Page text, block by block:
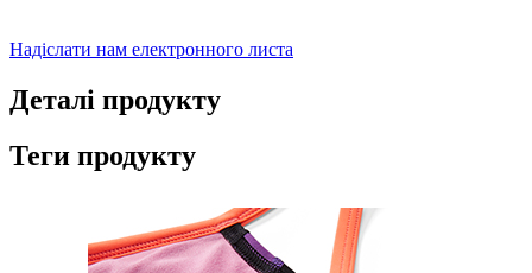
Надіслати нам електронного листа
Деталі продукту
Теги продукту